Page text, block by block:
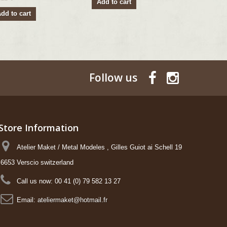
to cart
Add to cart
Follow us
Information
Atelier Maket / Metal Modeles , Gilles Guiot ai Schell 19
6653 Verscio switzerland
Call us now: 00 41 (0) 79 582 13 27
Email: ateliermaket@hotmail.fr